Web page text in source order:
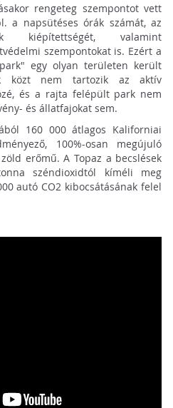
rengeteg szempontot vett
a napsütéses órák számát, az
kiépítettségét, valamint
szempontokat is. Ezért a
egy olyan területen került
közt nem tartozik az aktív
és a rajta felépült park nem
és állatfajokat sem.
160 000 átlagos Kaliforniai
100%-osan megújuló
erőmű. A Topaz a becslések
széndioxidtól kíméli meg
autó CO2 kibocsátásának felel